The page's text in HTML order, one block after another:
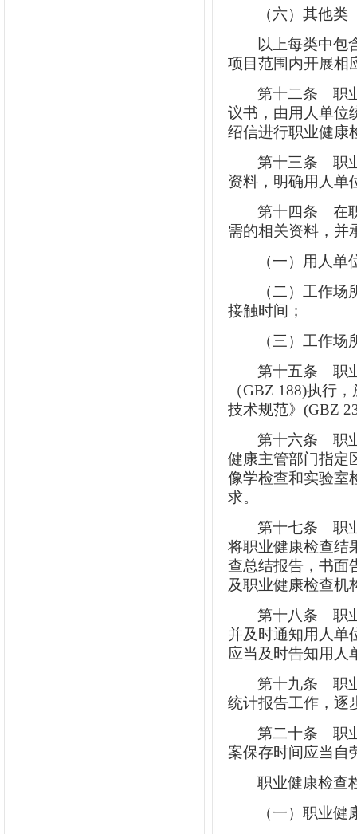
（六）其他
以上每类中包
项目范围内开展相
第十二条 职
议书，由用人单位
绍信进行职业健康
第十三条 职
资料，明确用人单
第十四条 在
需的相关资料，并
（一）用人
（二）工作
接触时间；
（三）工作
第十五条 职
（GBZ 188)执行
技术规范》(GBZ
第十六条 职
健康主管部门指定
像学检查和实验室
求。
第十七条 职
将职业健康检查结
查总结报告，书面
及职业健康检查机
第十八条 职
并及时通知用人单
应当及时告知用人
第十九条 职
统计报告工作，逐
第二十条 职
案保存时间应当自
职业健康检查
（一）职业